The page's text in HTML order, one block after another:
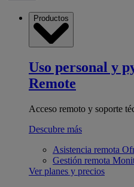
Productos
Uso personal y
Remote
Acceso remoto y soporte
Descubre más
Asistencia remota
Gestión remota
Ver planes y precios